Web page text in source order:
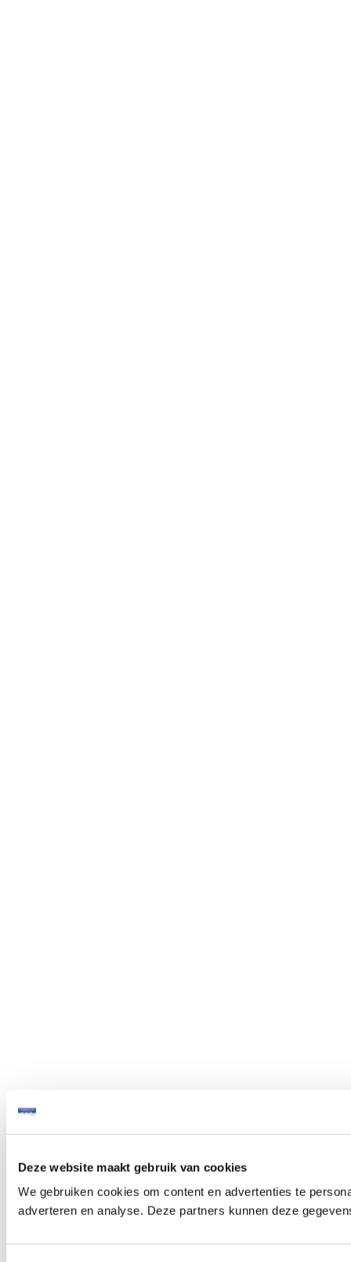
Deze website maakt gebruik van cookies
We gebruiken cookies om content en advertenties te
adverteren en analyse. Deze partners kunnen deze